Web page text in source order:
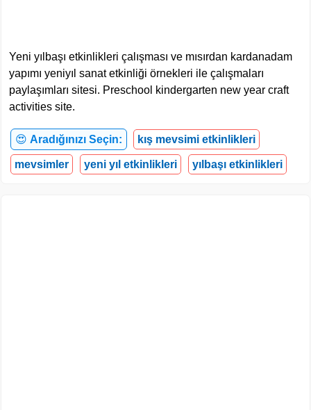
Yeni yılbaşı etkinlikleri çalışması ve mısırdan kardanadam
yapımı yeniyıl sanat etkinliği örnekleri ile çalışmaları
paylaşımları sitesi. Preschool kindergarten new year craft
activities site.
😍 Aradığınızı Seçin: kış mevsimi etkinlikleri
mevsimler yeni yıl etkinlikleri yılbaşı etkinlikleri